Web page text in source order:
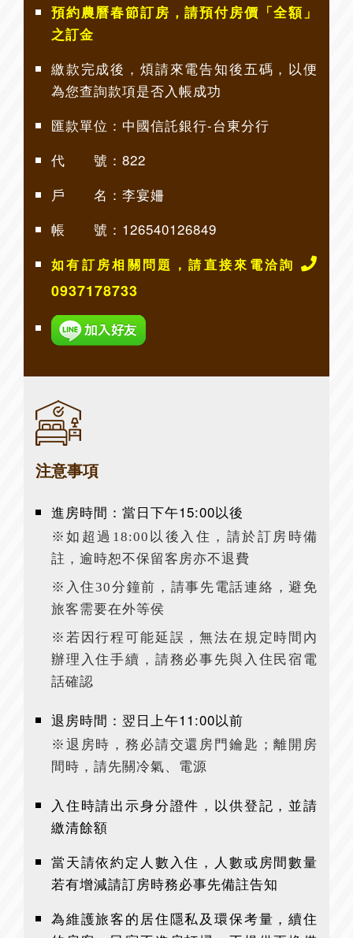
預約農曆春節訂房，請預付房價「全額」
之訂金
繳款完成後，煩請來電告知後五碼，以便
為您查詢款項是否入帳成功
匯款單位：中國信託銀行-台東分行
代 號：822
戶 名：李宴姍
帳 號：126540126849
如有訂房相關問題，請直接來電洽詢
0937178733
注意事項
進房時間：當日下午15:00以後
※如超過18:00以後入住，請於訂房時備
註，逾時恕不保留客房亦不退費
※入住30分鐘前，請事先電話連絡，避免
旅客需要在外等侯
※若因行程可能延誤，無法在規定時間內
辦理入住手續，請務必事先與入住民宿電
話確認
退房時間：翌日上午11:00以前
※退房時，務必請交還房門鑰匙；離開房
間時，請先關冷氣、電源
入住時請出示身分證件，以供登記，並請
繳清餘額
當天請依約定人數入住，人數或房間數量
若有增減請訂房時務必事先備註告知
為維護旅客的居住隱私及環保考量，續住